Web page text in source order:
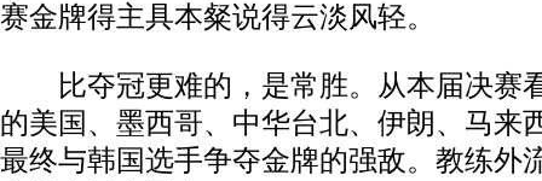
赛金牌得主具本粲说得云淡风轻。
比夺冠更难的，是常胜。从本届决赛
的美国、墨西哥、中华台北、伊朗、马来
最终与韩国选手争夺金牌的强敌。教练外